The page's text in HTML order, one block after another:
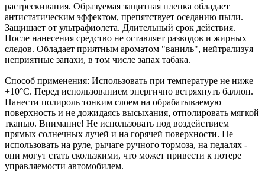
растрескивания. Образуемая защитная пленка обладает
антистатическим эффектом, препятствует оседанию пыли.
Защищает от ультрафиолета. Длительный срок действия.
После нанесения средство не оставляет разводов и жирных
следов. Обладает приятным ароматом "ваниль", нейтрализуя
неприятные запахи, в том числе запах табака.
Способ применения: Использовать при температуре не ниже
+10°С. Перед использованием энергично встряхнуть баллон.
Нанести полироль тонким слоем на обрабатываемую
поверхность и не дожидаясь высыхания, отполировать мягкой
тканью. Внимание! Не использовать под воздействием
прямых солнечных лучей и на горячей поверхности. Не
использовать на руле, рычаге ручного тормоза, на педалях -
они могут стать скользкими, что может привести к потере
управляемости автомобилем.